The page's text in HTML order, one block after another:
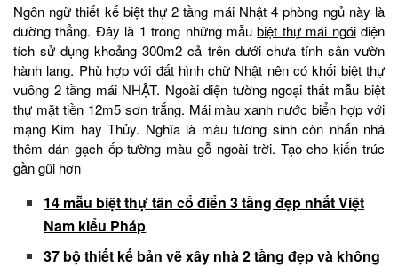
Ngôn ngữ thiết kế biệt thự 2 tầng mái Nhật 4 phòng ngủ này là
đường thẳng. Đây là 1 trong những mẫubiệt thự mái ngóidiện
tích sử dụng khoảng 300m2 cả trên dưới chưa tính sân vườn
hành lang. Phù hợp với đất hình chữ Nhật nên có khối biệt thự
vuông 2 tầng mái NHẬT. Ngoài diện tường ngoại thất mẫu biệt
thự mặt tiền 12m5 sơn trắng. Mái màu xanh nước biển hợp với
mạng Kim hay Thủy. Nghĩa là màu tương sinh còn nhấn nhá
thêm dán gạch ốp tường màu gỗ ngoài trời. Tạo cho kiến trúc
gần gũi hơn
14 mẫu biệt thự tân cổ điển 3 tầng đẹp nhất Việt
Nam kiểu Pháp
37 bộ thiết kế bản vẽ xây nhà 2 tầng đẹp và không